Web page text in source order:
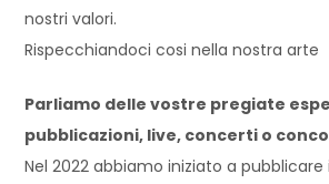
nostri valori.
Rispecchiandoci cosi nella nostra arte
Parliamo delle vostre pregiate
pubblicazioni, live, concerti o
Nel 2022 abbiamo iniziato a pubblicare